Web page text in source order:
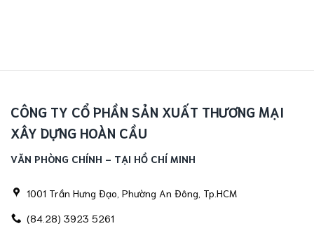
CÔNG TY CỔ PHẦN SẢN XUẤT THƯƠNG MẠI
XÂY DỰNG HOÀN CẦU
VĂN PHÒNG CHÍNH - TẠI HỒ CHÍ MINH
1001 Trần Hưng Đạo, Phường An Đông, Tp.HCM
(84.28) 3923 5261